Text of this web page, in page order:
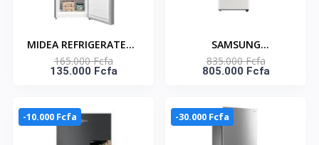
MIDEA REFRIGERATEUR
COMBINE 174LT - 2
TIROIRS -
165.000 Fcfa
135.000 Fcfa
SAMSUNG
REFRIGERATEUR
COMBINE BESPOKE
835.000 Fcfa
805.000 Fcfa
-10.000 Fcfa -30.000 Fcfa